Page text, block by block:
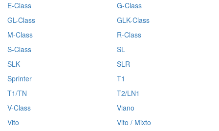
E-Class
G-Class
GL-Class
GLK-Class
M-Class
R-Class
S-Class
SL
SLK
SLR
Sprinter
T1
T1/TN
T2/LN1
V-Class
Viano
Vito
Vito / Mixto